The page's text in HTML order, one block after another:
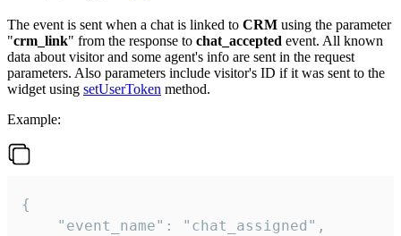
The event is sent when a chat is linked to CRM using the parameter
"crm_link" from the response to chat_accepted event. All known
data about visitor and some agent's info are sent in the request
parameters. Also parameters include visitor's ID if it was sent to the
widget using setUserToken method.
Example:
{
    "event_name": "chat_assigned",